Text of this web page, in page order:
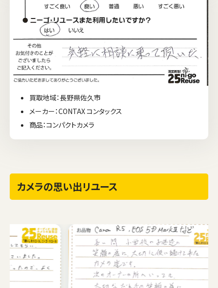
買取地域：長野県佐久市
メーカー：CONTAX コンタックス
商品：コンパクトカメラ
カメラの思い出リユース